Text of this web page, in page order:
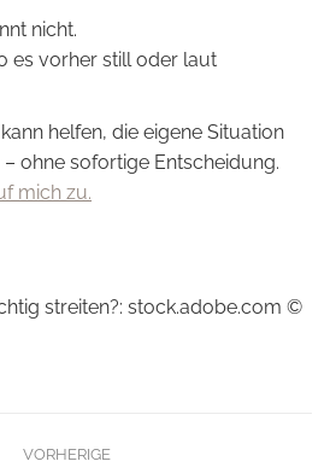
nicht.
es vorher still oder laut
helfen, die eigene Situation
ohne sofortige Entscheidung.
mich zu.
streiten?: stock.adobe.com ©
VORHERIGE